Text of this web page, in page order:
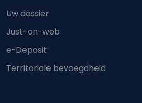
Uw dossier
Just-on-web
e-Deposit
Territoriale bevoegdheid